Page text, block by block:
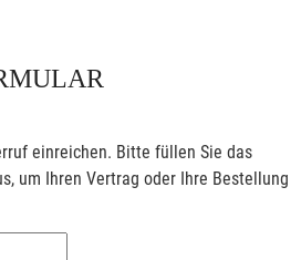
einreichen. Bitte füllen Sie das
um Ihren Vertrag oder Ihre Bestellung